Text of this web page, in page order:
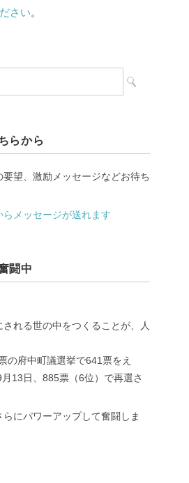
さい。
らから
望、激励メッセージなどお待ち
らメッセージが送れます
闘中
される世の中をつくることが、人
の府中町議選挙で641票をえ
13日、885票（6位）で再選さ
にパワーアップして奮闘しま